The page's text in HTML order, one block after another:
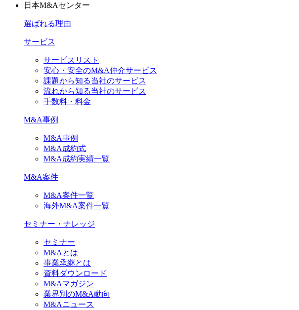
日本M&Aセンター
選ばれる理由
サービス
サービスリスト
安心・安全のM&A仲介サービス
課題から知る当社のサービス
流れから知る当社のサービス
手数料・料金
M&A事例
M&A事例
M&A成約式
M&A成約実績一覧
M&A案件
M&A案件一覧
海外M&A案件一覧
セミナー・ナレッジ
セミナー
M&Aとは
事業承継とは
資料ダウンロード
M&Aマガジン
業界別のM&A動向
M&Aニュース